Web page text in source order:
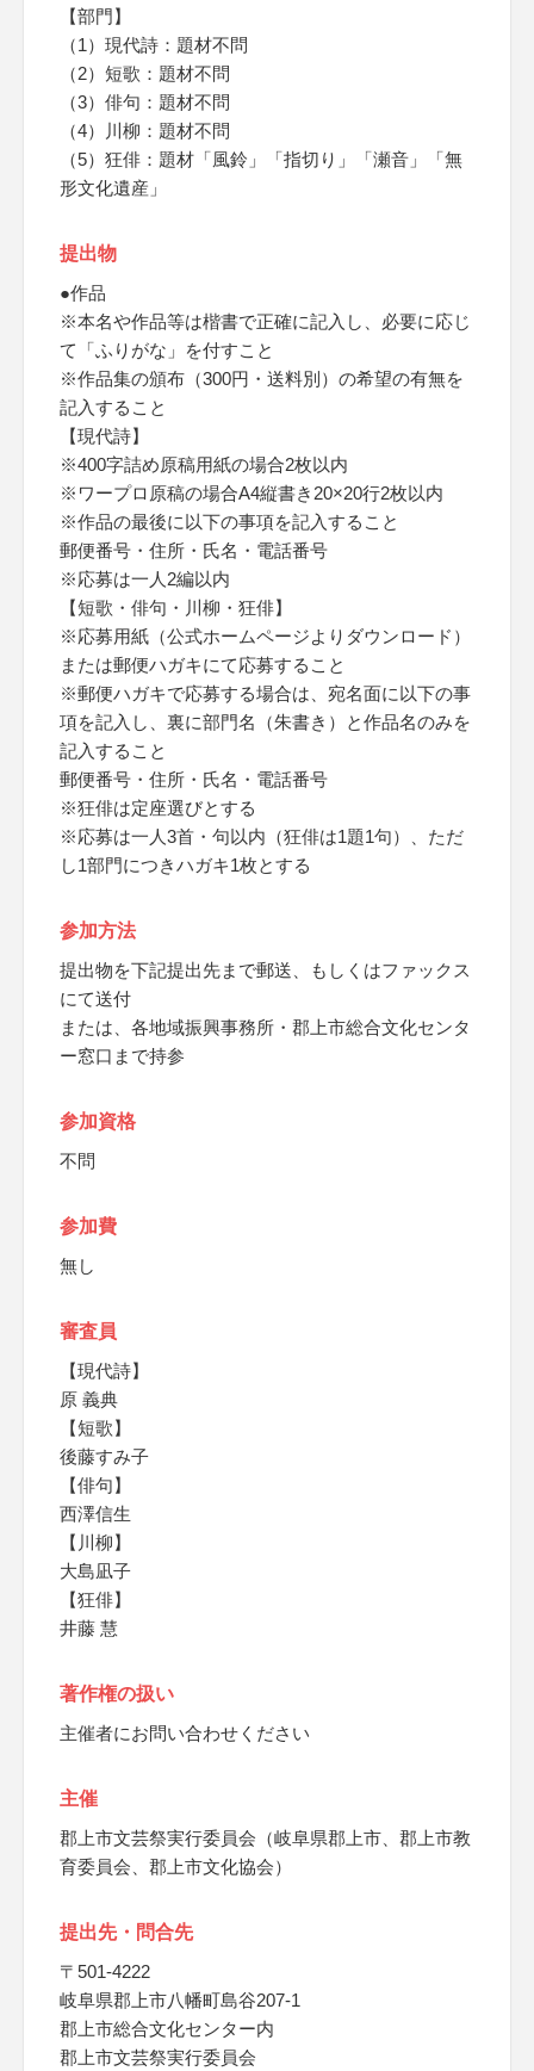
【部門】
（1）現代詩：題材不問
（2）短歌：題材不問
（3）俳句：題材不問
（4）川柳：題材不問
（5）狂俳：題材「風鈴」「指切り」「瀬音」「無
形文化遺産」
提出物
●作品
※本名や作品等は楷書で正確に記入し、必要に応じ
て「ふりがな」を付すこと
※作品集の頒布（300円・送料別）の希望の有無を
記入すること
【現代詩】
※400字詰め原稿用紙の場合2枚以内
※ワープロ原稿の場合A4縦書き20×20行2枚以内
※作品の最後に以下の事項を記入すること
郵便番号・住所・氏名・電話番号
※応募は一人2編以内
【短歌・俳句・川柳・狂俳】
※応募用紙（公式ホームページよりダウンロード）
または郵便ハガキにて応募すること
※郵便ハガキで応募する場合は、宛名面に以下の事
項を記入し、裏に部門名（朱書き）と作品名のみを
記入すること
郵便番号・住所・氏名・電話番号
※狂俳は定座選びとする
※応募は一人3首・句以内（狂俳は1題1句）、ただ
し1部門につきハガキ1枚とする
参加方法
提出物を下記提出先まで郵送、もしくはファックス
にて送付
または、各地域振興事務所・郡上市総合文化センタ
ー窓口まで持参
参加資格
不問
参加費
無し
審査員
【現代詩】
原 義典
【短歌】
後藤すみ子
【俳句】
西澤信生
【川柳】
大島凪子
【狂俳】
井藤 慧
著作権の扱い
主催者にお問い合わせください
主催
郡上市文芸祭実行委員会（岐阜県郡上市、郡上市教
育委員会、郡上市文化協会）
提出先・問合先
〒501-4222
岐阜県郡上市八幡町島谷207-1
郡上市総合文化センター内
郡上市文芸祭実行委員会